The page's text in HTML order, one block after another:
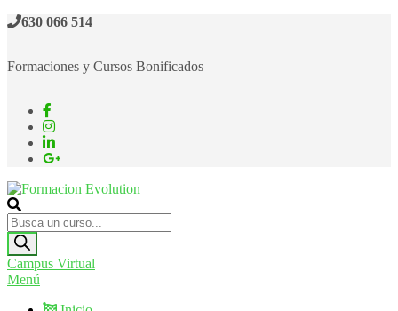
Saltar630 066 514
Formaciones y Cursos Bonificados
Formacion Evolution
Cursos de formación continua
Búsqueda
de
productos
Campus Virtual
Menú